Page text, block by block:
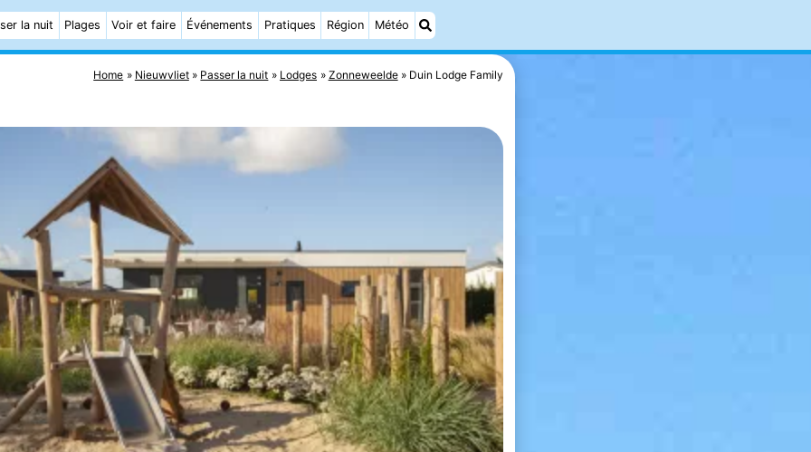
la nuit Plages Voir et faire Événements Pratiques Région Météo
Home Nieuwvliet Passer la nuit Lodges Zonneweelde Duin Lodge Family